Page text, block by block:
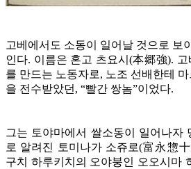
고베에서도 소동이 일어날 것으로 보
인다. 이름은 혼고 츠요시(本郷強).
를 만드는 노동자로, 노조 선배한테
을 전수받았던, “빨간 쌍놈”이었다.
그는 토야마에서 쌀소동이 일어나자
로 알려진 토미나가 소쥬로(富永惣
구치 하루키치의 오야붕인 오오시마